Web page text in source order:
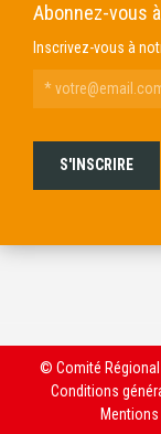
Abonnez-vous
Inscrivez-vous à
© Comité Régional
Conditions